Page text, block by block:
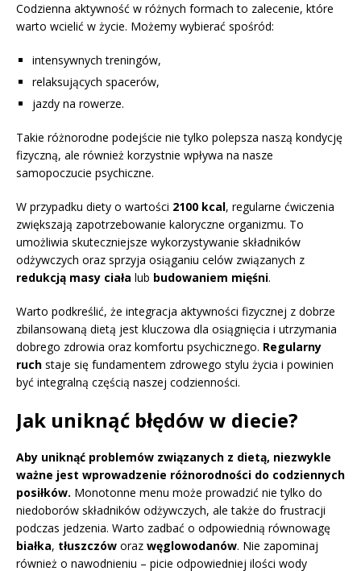
Codzienna aktywność w różnych formach to zalecenie, które
warto wcielić w życie. Możemy wybierać spośród:
intensywnych treningów,
relaksujących spacerów,
jazdy na rowerze.
Takie różnorodne podejście nie tylko polepsza naszą kondycję
fizyczną, ale również korzystnie wpływa na nasze
samopoczucie psychiczne.
W przypadku diety o wartości 2100 kcal, regularne ćwiczenia
zwiększają zapotrzebowanie kaloryczne organizmu. To
umożliwia skuteczniejsze wykorzystywanie składników
odżywczych oraz sprzyja osiąganiu celów związanych z
redukcją masy ciała lub budowaniem mięśni.
Warto podkreślić, że integracja aktywności fizycznej z dobrze
zbilansowaną dietą jest kluczowa dla osiągnięcia i utrzymania
dobrego zdrowia oraz komfortu psychicznego. Regularny
ruch staje się fundamentem zdrowego stylu życia i powinien
być integralną częścią naszej codzienności.
Jak uniknąć błędów w diecie?
Aby uniknąć problemów związanych z dietą, niezwykle
ważne jest wprowadzenie różnorodności do codziennych
posiłków. Monotonne menu może prowadzić nie tylko do
niedoborów składników odżywczych, ale także do frustracji
podczas jedzenia. Warto zadbać o odpowiednią równowagę
białka, tłuszczów oraz węglowodanów. Nie zapominaj
również o nawodnieniu – picie odpowiedniej ilości wody